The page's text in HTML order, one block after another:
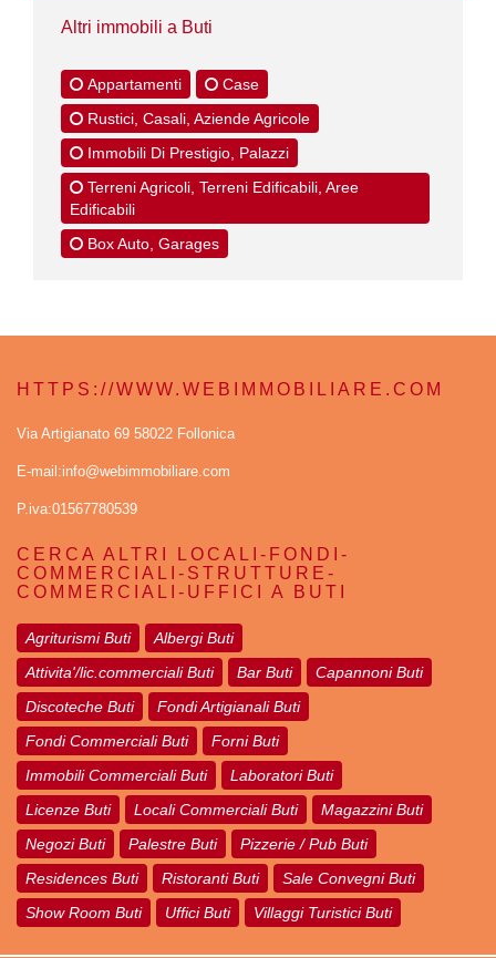
Altri immobili a Buti
Appartamenti
Case
Rustici, Casali, Aziende Agricole
Immobili Di Prestigio, Palazzi
Terreni Agricoli, Terreni Edificabili, Aree
Edificabili
Box Auto, Garages
HTTPS://WWW.WEBIMMOBILIARE.COM
Via Artigianato 69 58022 Follonica
E-mail:info@webimmobiliare.com
P.iva:01567780539
CERCA ALTRI LOCALI-FONDI-
COMMERCIALI-STRUTTURE-
COMMERCIALI-UFFICI A BUTI
Agriturismi Buti
Albergi Buti
Attivita'/lic.commerciali Buti
Bar Buti
Capannoni Buti
Discoteche Buti
Fondi Artigianali Buti
Fondi Commerciali Buti
Forni Buti
Immobili Commerciali Buti
Laboratori Buti
Licenze Buti
Locali Commerciali Buti
Magazzini Buti
Negozi Buti
Palestre Buti
Pizzerie / Pub Buti
Residences Buti
Ristoranti Buti
Sale Convegni Buti
Show Room Buti
Uffici Buti Villaggi Turistici Buti